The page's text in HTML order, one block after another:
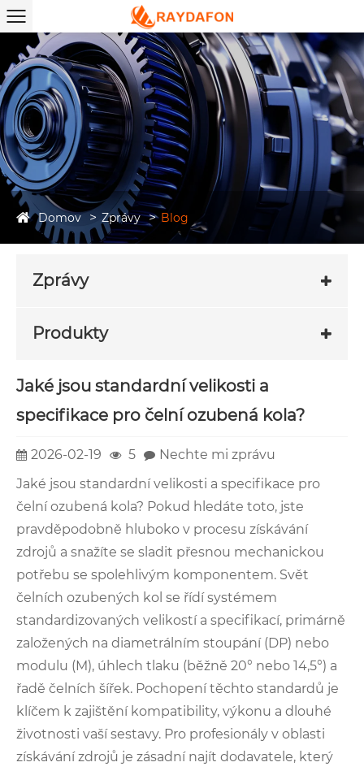
Domov Zprávy Blog
Zprávy
Produkty
Jaké jsou standardní velikosti a
specifikace pro čelní ozubená kola?
2026-02-19 5
Nechte mi zprávu
Jaké jsou standardní velikosti a specifikace pro
čelní ozubená kola? Pokud hledáte toto, jste
pravděpodobně hluboko v procesu získávání
zdrojů a snažíte se sladit přesnou mechanickou
potřebu se spolehlivým komponentem. Svět
čelních ozubených kol se řídí systémem
standardizovaných velikostí a specifikací, primárně
založených na diametrálním stoupání (DP) nebo
modulu (M), úhlech tlaku (běžně 20° nebo 14,5°) a
řadě čelních šířek. Pochopení těchto standardů je
klíčem k zajištění kompatibility, výkonu a dlouhé
životnosti vaší sestavy. Pro profesionály v oblasti
získávání zdrojů je zásadní najít dodavatele, který